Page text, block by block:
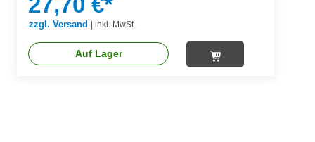
zzgl. Versand inkl. MwSt.
Auf Lager